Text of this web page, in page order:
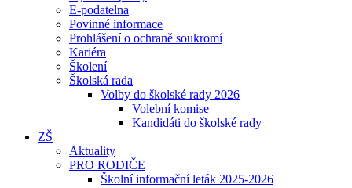
E-podatelna
Povinné informace
Prohlášení o ochraně soukromí
Kariéra
Školení
Školská rada
Volby do školské rady 2026
Volební komise
Kandidáti do školské rady
ZŠ
Aktuality
PRO RODIČE
Školní informační leták 2025-2026